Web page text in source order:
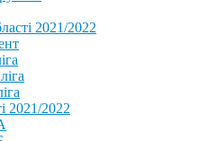
2021/2022
2021/2022